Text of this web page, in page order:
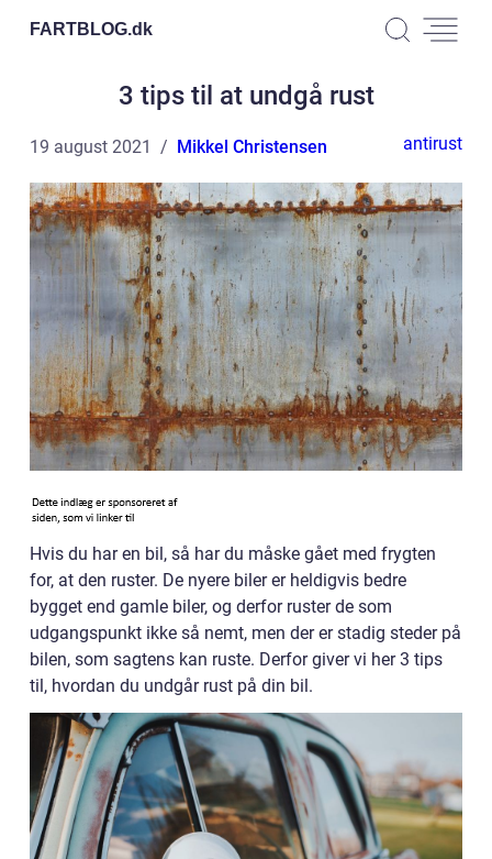
FARTBLOG.dk
3 tips til at undgå rust
19 august 2021 Mikkel Christensen antirust
Hvis du har en bil, så har du måske gået med frygten
for, at den ruster. De nyere biler er heldigvis bedre
bygget end gamle biler, og derfor ruster de som
udgangspunkt ikke så nemt, men der er stadig steder på
bilen, som sagtens kan ruste. Derfor giver vi her 3 tips
til, hvordan du undgår rust på din bil.